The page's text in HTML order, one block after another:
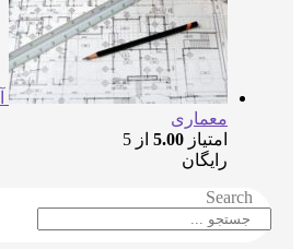
معماری
امتیاز 5.00 از 5
رایگان
Search